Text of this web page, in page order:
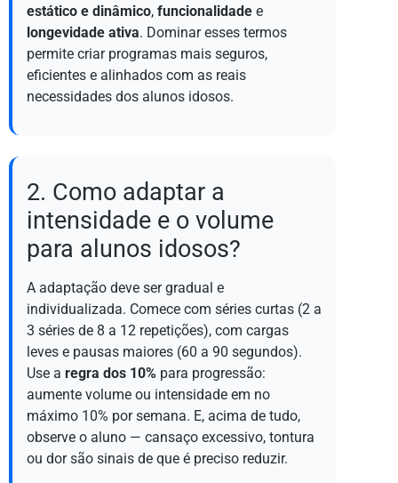
estático e dinâmico, funcionalidade e
longevidade ativa. Dominar esses termos
permite criar programas mais seguros,
eficientes e alinhados com as reais
necessidades dos alunos idosos.
2. Como adaptar a
intensidade e o volume
para alunos idosos?
A adaptação deve ser gradual e
individualizada. Comece com séries curtas (2 a
3 séries de 8 a 12 repetições), com cargas
leves e pausas maiores (60 a 90 segundos).
Use a regra dos 10% para progressão:
aumente volume ou intensidade em no
máximo 10% por semana. E, acima de tudo,
observe o aluno — cansaço excessivo, tontura
ou dor são sinais de que é preciso reduzir.